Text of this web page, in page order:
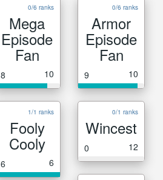
0/6 ranks
Mega
Episode
Fan
8 10
0/6 ranks
Armor
Episode
Fan
9 10
1/1 ranks
Fooly
Cooly
6 6
0/1 ranks
Wincest
0 12